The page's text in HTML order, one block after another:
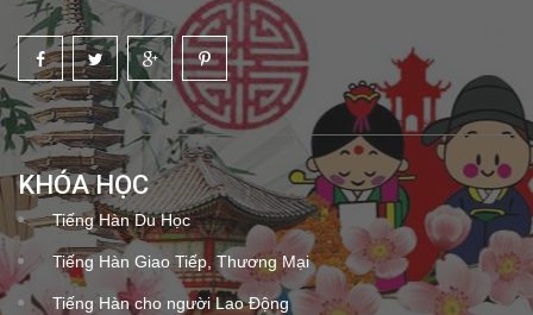
KHÓA HỌC
Tiếng Hàn Du Học
Tiếng Hàn Giao Tiếp, Thương Mại
Tiếng Hàn cho người Lao Động